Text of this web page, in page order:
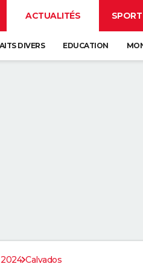
ACTUALITÉS SPORT
DIVERS EDUCATION
Calvados